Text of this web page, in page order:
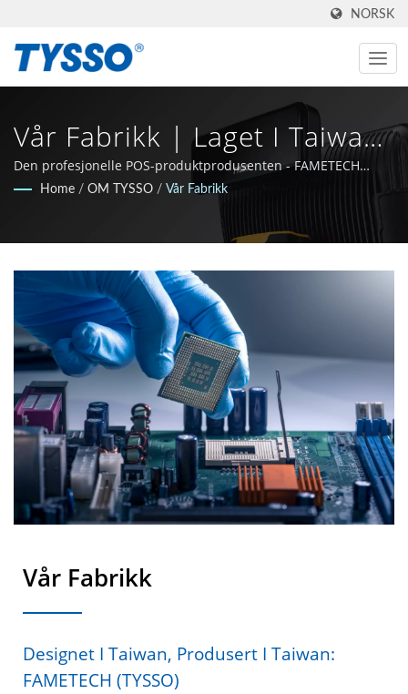
NORSK
Vår Fabrikk | Laget I Taiwan
AIDC & POS Produsent
Siden 1981 | FAMETECH INC
Den profesjonelle POS-produktprodusenten - FAMETECH
(TYSSO)Home / OM TYSSO / Vår Fabrikk
Vår Fabrikk
Designet I Taiwan, Produsert I Taiwan:
FAMETECH (TYSSO)